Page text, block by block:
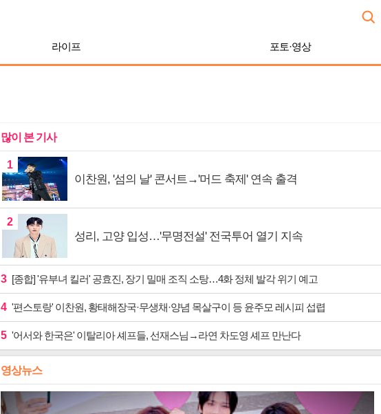
라이프 포토·영상
많이 본 기사
1
이찬원, '섬의 날' 콘서트→'머드 축제' 연속 출격
2
성리, 고양 입성…'무명전설' 전국투어 열기 지속
3 [종합] '유부녀 킬러' 공효진, 장기 밀매 조직 소탕…4화 정체 발각 위기 예고
4 '편스토랑' 이찬원, 황태해장국·무생채·양념 목살구이 등 윤주모 레시피 섭렵
5 '어서와 한국은' 이탈리아 셰프들, 선재스님→라연 차도영 셰프 만난다
영상뉴스